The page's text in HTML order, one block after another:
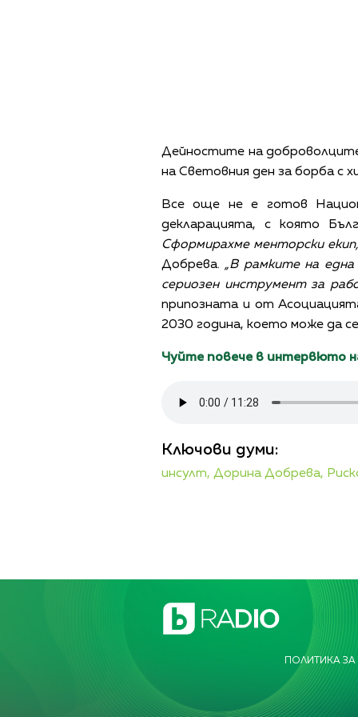
Дейностите на
на Световния ден за борба с
Все още не е готов
декларацията, с която
Сформирахме менторски
Добрева.„В рамките на
сериозен инструмент за
припозната и от
2030 година, което може да
Чуйте повече в интервюто
Ключови думи:
инсулт, Дорина Добрева,
ПОЛИТИКА